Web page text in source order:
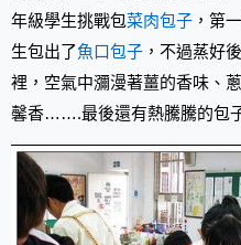
年級學生挑戰包菜肉包子 ，第
生包出了魚口包子 ，不過蒸好
裡，空氣中瀰漫著薑的香味、
馨香…….最後還有熱騰騰的包